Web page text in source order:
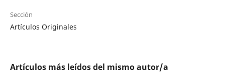
Sección
Artículos Originales
Artículos más leídos del mismo autor/a